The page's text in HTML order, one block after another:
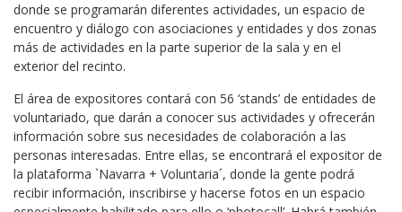
donde se programarán diferentes actividades, un espacio de
encuentro y diálogo con asociaciones y entidades y dos zonas
más de actividades en la parte superior de la sala y en el
exterior del recinto.
El área de expositores contará con 56 ‘stands’ de entidades de
voluntariado, que darán a conocer sus actividades y ofrecerán
información sobre sus necesidades de colaboración a las
personas interesadas. Entre ellas, se encontrará el expositor de
la plataforma `Navarra + Voluntaria´, donde la gente podrá
recibir información, inscribirse y hacerse fotos en un espacio